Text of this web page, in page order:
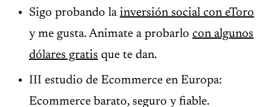
Sigo probando la inversión social con eToro
y me gusta. Animate a probarlo con algunos
dólares gratis que te dan.
III estudio de Ecommerce en Europa:
Ecommerce barato, seguro y fiable.